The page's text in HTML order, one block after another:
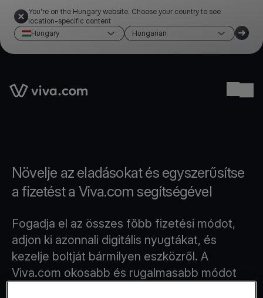
You're on the Hungary website. Choose your country to see
location-specific content
Hungary
Hungarian
Link to the homepage
Növelje az eladásokat és egyszerűsítse
a fizetést a Viva.com segítségével
Fogadja el az összes főbb fizetési módot,
adjon ki azonnali digitális nyugtákat, és
kezelje boltját bármilyen eszközről. A
Viva.com okosabb és rugalmasabb módot